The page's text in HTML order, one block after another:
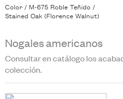
Color / M-675 Roble Teñido /
Stained Oak (Florence Walnut)
Nogales americanos
Consultar en catálogo los
colección.